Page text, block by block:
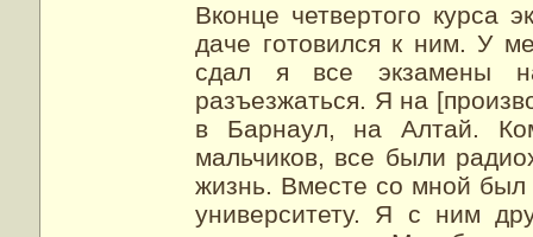
Вконце четвертого
даче готовился к ним. У
сдал я все экзамены
разъезжаться. Я на
в Барнаул, на Алтай.
мальчиков, все были
жизнь. Вместе со мной
университету. Я с ним